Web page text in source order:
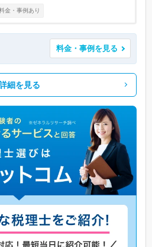
金・事例あり
料金・事例を見る
細を見る